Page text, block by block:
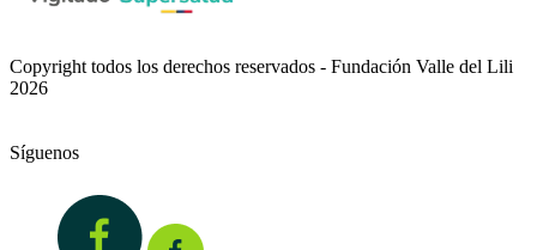
Copyright todos los derechos reservados - Fundación Valle del Lili
2026
Síguenos